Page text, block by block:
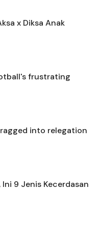
x Diksa Anak
frustrating
into relegation
Ini 9 Jenis Kecerdasan